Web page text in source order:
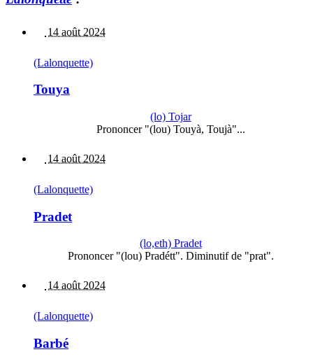
14 août 2024
(Lalonquette)
Touya
(lo) Tojar
Prononcer "(lou) Touyà, Toujà"...
14 août 2024
(Lalonquette)
Pradet
(lo,eth) Pradet
Prononcer "(lou) Pradétt". Diminutif de "prat".
14 août 2024
(Lalonquette)
Barbé